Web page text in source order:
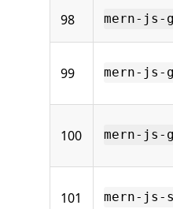
98 mern-js-
99 mern-js-
100 mern-js-
101 mern-js-